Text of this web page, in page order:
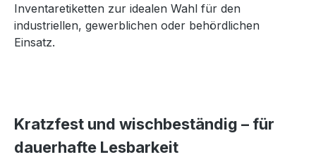
Inventaretiketten zur idealen Wahl für den
industriellen, gewerblichen oder behördlichen
Einsatz.
Kratzfest und wischbeständig – für
dauerhafte Lesbarkeit